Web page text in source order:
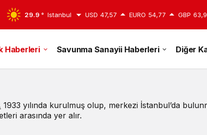
29.9 ° Istanbul USD 47,57 EURO 54,77 GBP
Haberleri Savunma Sanayii Haberleri Diğer
1933 yılında kurulmuş olup, merkezi İstanbul’da
arasında yer alır.